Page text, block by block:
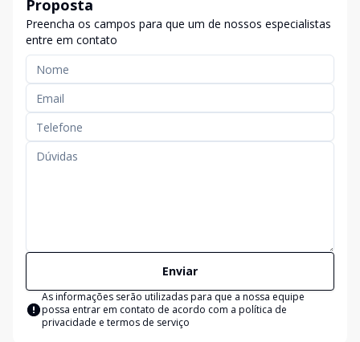
Proposta
Preencha os campos para que um de nossos especialistas
entre em contato
Enviar
As informações serão utilizadas para que a nossa equipe
possa entrar em contato de acordo com a política de
privacidade e termos de serviço